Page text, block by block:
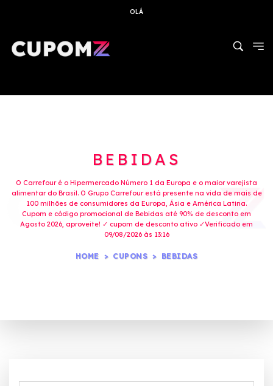
OLÁ
BEBIDAS
O Carrefour é o Hipermercado Número 1 da Europa e o maior varejista
alimentar do Brasil. O Grupo Carrefour está presente na vida de mais de
100 milhões de consumidores da Europa, Ásia e América Latina.
Cupom e código promocional de Bebidas até 90% de desconto em
Agosto 2026, aproveite! ✓ cupom de desconto ativo ✓Verificado em
09/08/2026 às 13:16
HOME CUPONS BEBIDAS